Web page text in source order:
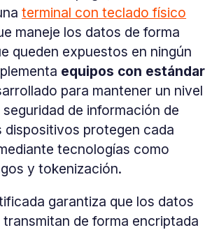
terminal con teclado físico
maneje los datos de forma
queden expuestos en ningún
equipos con estándar
para mantener un nivel
de información de
dispositivos protegen cada
tecnologías como
y tokenización.
garantiza que los datos
transmitan de forma encriptada